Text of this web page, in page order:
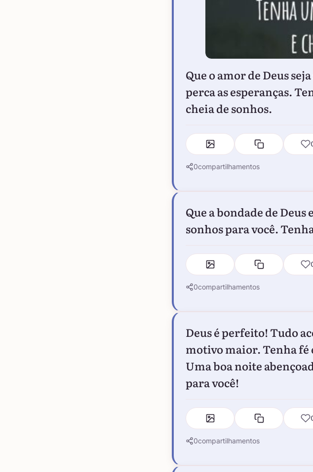
Que o amor de Deus
perca as esperanças.
cheia de sonhos.
0compartilhamentos
Que a bondade de
sonhos para você.
0compartilhamentos
Deus é perfeito! Tudo
motivo maior. Tenha fé
Uma boa noite
para você!
0compartilhamentos